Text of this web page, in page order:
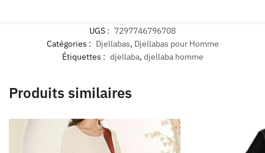
UGS : 7297746796708
Catégories : Djellabas, Djellabas pour Homme
Étiquettes : djellaba, djellaba homme
Produits similaires